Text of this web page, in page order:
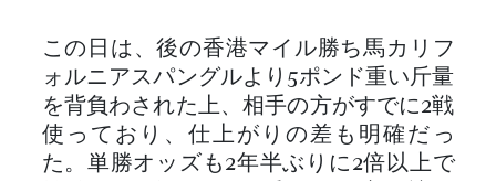
この日は、後の香港マイル勝ち馬カリフ
ォルニアスパングルより5ポンド重い斤量
を背負わされた上、相手の方がすでに2戦
使っており、仕上がりの差も明確だっ
た。単勝オッズも2年半ぶりに2倍以上で